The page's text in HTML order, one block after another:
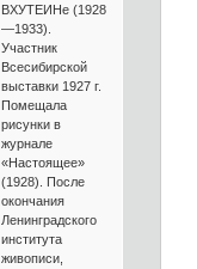
ВХУТЕИНе (1928
—1933).
Участник
Всесибирской
выставки 1927 г.
Помещала
рисунки в
журнале
«Настоящее»
(1928). После
окончания
Ленинградского
института
живописи,